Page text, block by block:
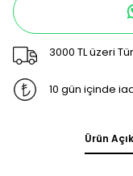
3000 TL üzeri
10 gün içinde
Ürün